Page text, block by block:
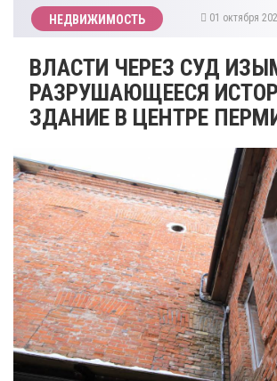
НЕДВИЖИМОСТЬ 01 октября
​ВЛАСТИ ЧЕРЕЗ СУД
РАЗРУШАЮЩЕЕСЯ
ЗДАНИЕ В ЦЕНТРЕ